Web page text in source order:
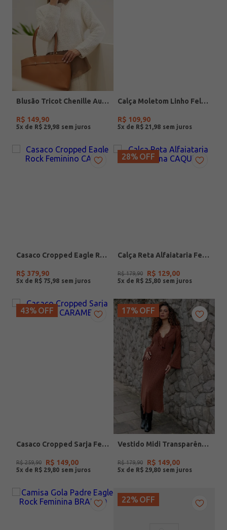
Blusão Tricot Chenille Autentique Feminina OFF WHITE
R$ 149,90
5x de R$ 29 98
Calça Moletom Linho Felpado Feminino NATURAL
R$ 109,90
5x de R$ 21 98
Casaco Cropped Eagle Rock Feminino CAFE
R$ 379,90
5x de R$ 75 98
28% OFF
Calça Reta Alfaiataria Feminina CAQUI
R$ 179,90 R$ 129,00
5x de R$ 25 80
43% OFF
Casaco Cropped Sarja Feminino CARAMELO
R$ 259,90 R$ 149,00
5x de R$ 29 80
17% OFF
Vestido Midi Transparência Autentique Feminino MARROM
R$ 179,90 R$ 149,00
5x de R$ 29 80
22% OFF